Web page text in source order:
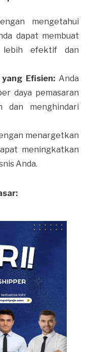
mengetahui
dapat membuat
lebih efektif dan
Efisien: Anda
daya pemasaran
dan menghindari
menargetkan
meningkatkan
Anda.